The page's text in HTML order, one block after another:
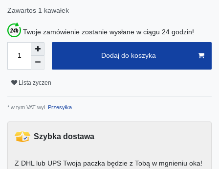
Zawartos 1 kawałek
Twoje zamówienie zostanie wysłane w ciągu 24 godzin!
Dodaj do koszyka
Lista zyczen
* w tym VAT wyl. Przesyłka
Szybka dostawa
Z DHL lub UPS Twoja paczka będzie z Tobą w mgnieniu oka!